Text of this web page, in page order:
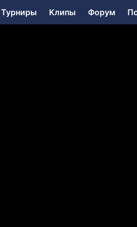
Турниры Клипы Форум